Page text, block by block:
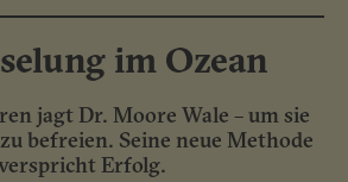
im Ozean
jagt Dr. Moore Wale – um sie
befreien. Seine neue Methode
Erfolg.